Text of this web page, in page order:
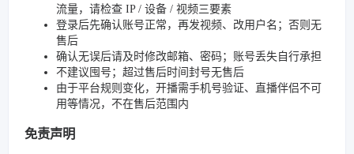
流量，请检查 IP / 设备 / 视频三要素
登录后先确认账号正常，再发视频、改用户名；否则无
售后
确认无误后请及时修改邮箱、密码；账号丢失自行承担
不建议囤号；超过售后时间封号无售后
由于平台规则变化，开播需手机号验证、直播伴侣不可
用等情况，不在售后范围内
免责声明